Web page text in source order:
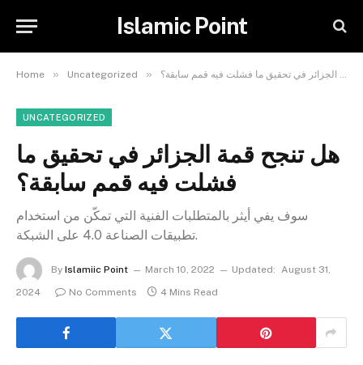
Islamic Point
Home » Uncategorized » هل تنجح قمة الجزائر في تحقيق ما فشلت فيه قمم سابقة؟
UNCATEGORIZED
هل تنجح قمة الجزائر في تحقيق ما
فشلت فيه قمم سابقة؟
سوف يفي أيثر بالمتطلبات الفنية التي تمكّن من استخدام
تطبيقات الصناعة 4.0 على الشبكة.
By Islamiic Point March 10, 2022 Updated: August 31,
2024
No Comments 4 Mins Read